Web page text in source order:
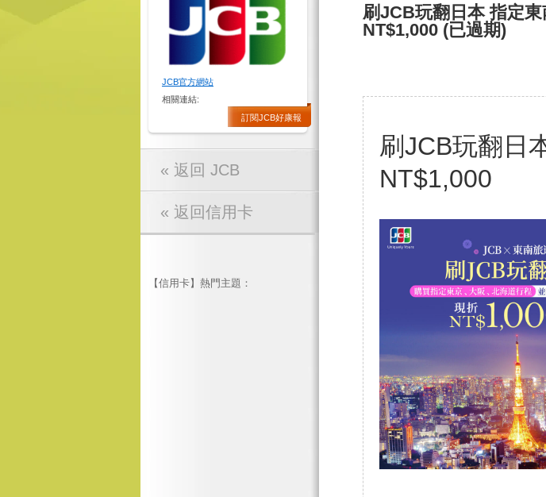
JCB官方網站
相關連結:
訂閱JCB好康報
« 返回 JCB
« 返回信用卡
【信用卡】熱門主題：
刷JCB玩翻日本 指定
NT$1,000 (已過期)
刷JCB玩翻日
NT$1,000